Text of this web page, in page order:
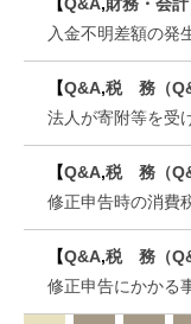
入金不明差額の発
【Q&A,税 務（
法人が寄附等を受
【Q&A,税 務（
修正申告時の消費
【Q&A,税 務（
修正申告にかかる